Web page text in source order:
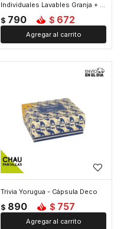
Individuales Lavables Granja + Bajo el mar
$ 790 $ 672
Trivia Yorugua - Cápsula Deco
$ 890 $ 757